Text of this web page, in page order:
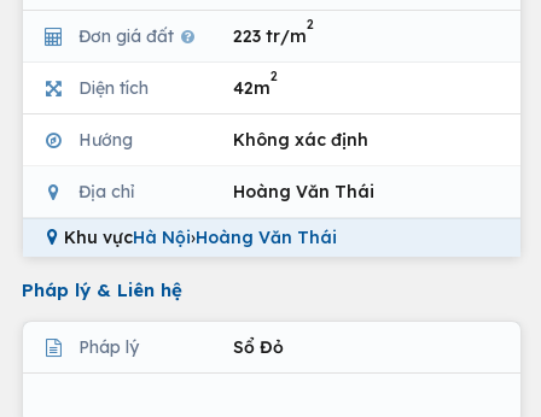
Đơn giá đất 223 tr/m
2
Diện tích 42m
2
Hướng Không xác định
Địa chỉ Hoàng Văn Thái
Khu vựcHà Nội›Hoàng Văn Thái
Pháp lý & Liên hệ
Pháp lý Sổ Đỏ